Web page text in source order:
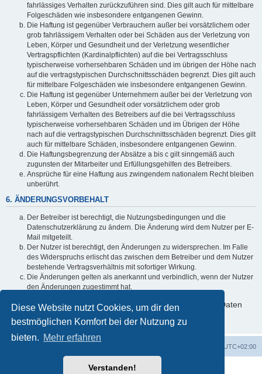
Diese Website nutzt Cookies, um dir den
bestmöglichen Komfort bei der Nutzung zu
bieten. Mehr erfahren
Verstanden!
fahrlässiges Verhalten zurückzuführen sind. Dies gilt auch für mittelbare
Folgeschäden wie insbesondere entgangenen Gewinn.
Die Haftung ist gegenüber Verbrauchern außer bei vorsätzlichem oder
grob fahrlässigem Verhalten oder bei Schäden aus der Verletzung von
Leben, Körper und Gesundheit und der Verletzung wesentlicher
Vertragspflichten (Kardinalpflichten) auf die bei Vertragsschluss
typischerweise vorhersehbaren Schäden und im übrigen der Höhe nach
auf die vertragstypischen Durchschnittsschäden begrenzt. Dies gilt auch
für mittelbare Folgeschäden wie insbesondere entgangenen Gewinn.
Die Haftung ist gegenüber Unternehmern außer bei der Verletzung von
Leben, Körper und Gesundheit oder vorsätzlichem oder grob
fahrlässigem Verhalten des Betreibers auf die bei Vertragsschluss
typischerweise vorhersehbaren Schäden und im Übrigen der Höhe
nach auf die vertragstypischen Durchschnittsschäden begrenzt. Dies gilt
auch für mittelbare Schäden, insbesondere entgangenen Gewinn.
Die Haftungsbegrenzung der Absätze a bis c gilt sinngemäß auch
zugunsten der Mitarbeiter und Erfüllungsgehilfen des Betreibers.
Ansprüche für eine Haftung aus zwingendem nationalem Recht bleiben
unberührt.
6. ÄNDERUNGSVORBEHALT
Der Betreiber ist berechtigt, die Nutzungsbedingungen und die
Datenschutzerklärung zu ändern. Die Änderung wird dem Nutzer per E-
Mail mitgeteilt.
Der Nutzer ist berechtigt, den Änderungen zu widersprechen. Im Falle
des Widerspruchs erlischt das zwischen dem Betreiber und dem Nutzer
bestehende Vertragsverhältnis mit sofortiger Wirkung.
Die Änderungen gelten als anerkannt und verbindlich, wenn der Nutzer
den Änderungen zugestimmt hat.
Informationen über den Umgang mit deinen persönlichen Daten
sind in der Datenschutzerklärung enthalten.
UTC+02:00
Powered byphpBB® Forum Software © phpBB Limited